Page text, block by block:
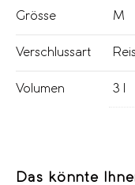
Grösse M
Verschlussart
Volumen 3 l
Das könnte